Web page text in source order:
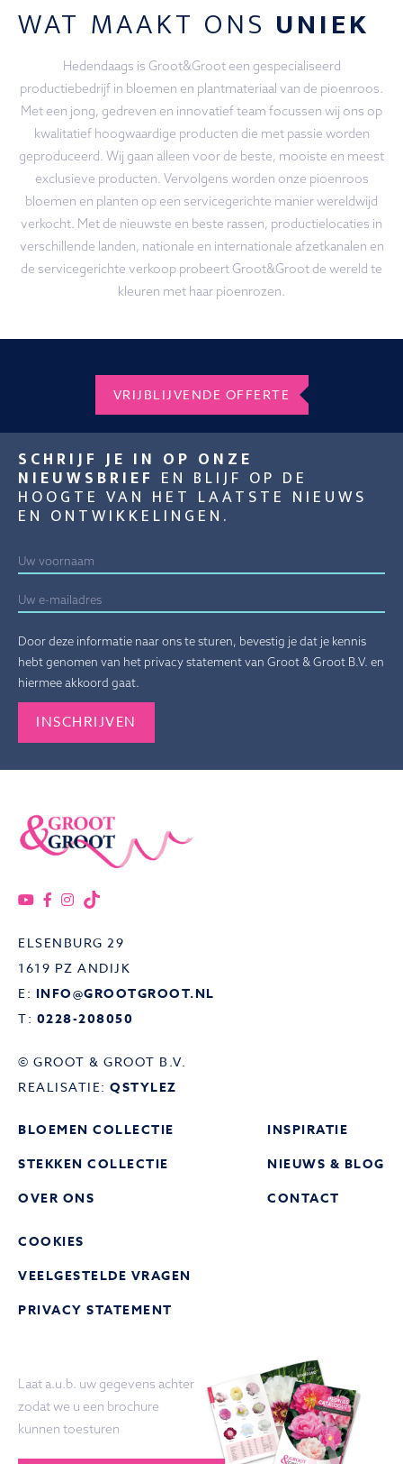
WAT MAAKT ONS UNIEK
Hedendaags is Groot&Groot een gespecialiseerd
productiebedrijf in bloemen en plantmateriaal van de pioenroos.
Met een jong, gedreven en innovatief team focussen wij ons op
kwalitatief hoogwaardige producten die met passie worden
geproduceerd. Wij gaan alleen voor de beste, mooiste en meest
exclusieve producten. Vervolgens worden onze pioenroos
bloemen en planten op een servicegerichte manier wereldwijd
verkocht. Met de nieuwste en beste rassen, productielocaties in
verschillende landen, nationale en internationale afzetkanalen en
de servicegerichte verkoop probeert Groot&Groot de wereld te
kleuren met haar pioenrozen.
VRIJBLIJVENDE OFFERTE
SCHRIJF JE IN OP ONZE
NIEUWSBRIEF EN BLIJF OP DE
HOOGTE VAN HET LAATSTE NIEUWS
EN ONTWIKKELINGEN.
Door deze informatie naar ons te sturen, bevestig je dat je kennis
hebt genomen van het privacy statement van Groot & Groot B.V. en
hiermee akkoord gaat.
ELSENBURG 29
1619 PZ ANDIJK
E: INFO@GROOTGROOT.NL
T: 0228-208050
© GROOT & GROOT B.V.
REALISATIE: QSTYLEZ
BLOEMEN COLLECTIE
STEKKEN COLLECTIE
OVER ONS
INSPIRATIE
NIEUWS & BLOG
CONTACT
COOKIES
VEELGESTELDE VRAGEN
PRIVACY STATEMENT
Laat a.u.b. uw gegevens achter
zodat we u een brochure
kunnen toesturen